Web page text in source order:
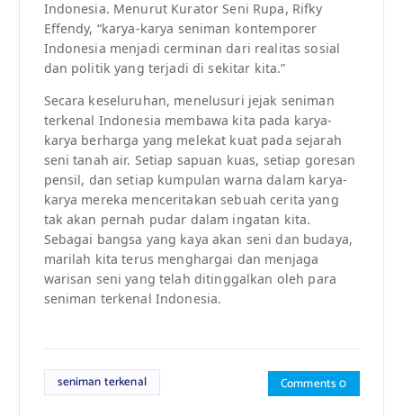
Indonesia. Menurut Kurator Seni Rupa, Rifky
Effendy, “karya-karya seniman kontemporer
Indonesia menjadi cerminan dari realitas sosial
dan politik yang terjadi di sekitar kita.”
Secara keseluruhan, menelusuri jejak seniman
terkenal Indonesia membawa kita pada karya-
karya berharga yang melekat kuat pada sejarah
seni tanah air. Setiap sapuan kuas, setiap goresan
pensil, dan setiap kumpulan warna dalam karya-
karya mereka menceritakan sebuah cerita yang
tak akan pernah pudar dalam ingatan kita.
Sebagai bangsa yang kaya akan seni dan budaya,
marilah kita terus menghargai dan menjaga
warisan seni yang telah ditinggalkan oleh para
seniman terkenal Indonesia.
seniman terkenal Comments 0